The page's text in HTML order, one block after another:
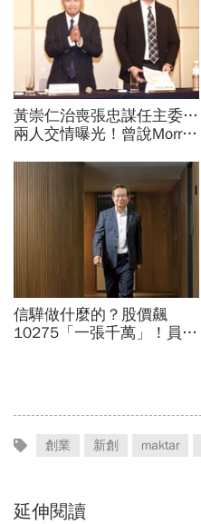
黃崇仁治喪張忠謀任主委…
兩人交情曝光！曾說Morris
我！遺屬發聲「明年定要配
信驊做什麼的？股價飆
10275「一張千萬」！員工
創業 新創 maktar
延伸閱讀